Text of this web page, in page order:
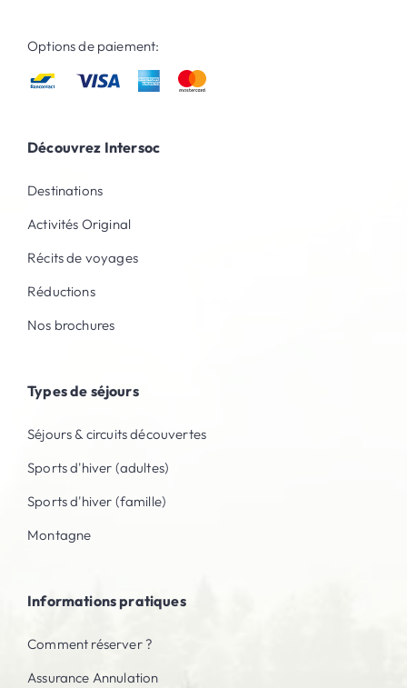
Options de paiement:
Découvrez Intersoc
Destinations
Activités Original
Récits de voyages
Réductions
Nos brochures
Types de séjours
Séjours & circuits découvertes
Sports d'hiver (adultes)
Sports d'hiver (famille)
Montagne
Informations pratiques
Comment réserver ?
Assurance Annulation